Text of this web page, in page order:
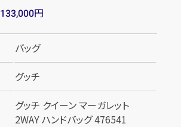
133,000円
バッグ
グッチ
グッチ クイーン マーガレット
2WAY ハンドバッグ 476541